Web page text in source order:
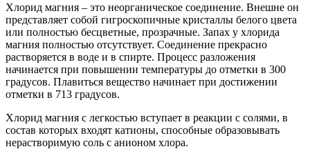
Хлорид магния – это неорганическое соединение. Внешне он
представляет собой гигроскопичные кристаллы белого цвета
или полностью бесцветные, прозрачные. Запах у хлорида
магния полностью отсутствует. Соединение прекрасно
растворяется в воде и в спирте. Процесс разложения
начинается при повышении температуры до отметки в 300
градусов. Плавиться вещество начинает при достижении
отметки в 713 градусов.
Хлорид магния с легкостью вступает в реакции с солями, в
состав которых входят катионы, способные образовывать
нерастворимую соль с анионом хлора.